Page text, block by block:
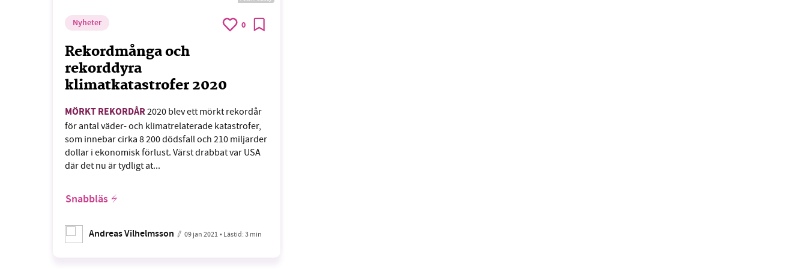
Nyheter 0
Rekordmånga och
rekorddyra
klimatkatastrofer 2020
MÖRKT REKORDÅR2020 blev ett mörkt rekordår
för antal väder- och klimatrelaterade katastrofer,
som innebar cirka 8 200 dödsfall och 210 miljarder
dollar i ekonomisk förlust. Värst drabbat var USA
där det nu är tydligt at...
Snabbläs
Andreas Vilhelmsson 09 jan 2021• Lästid:3 min